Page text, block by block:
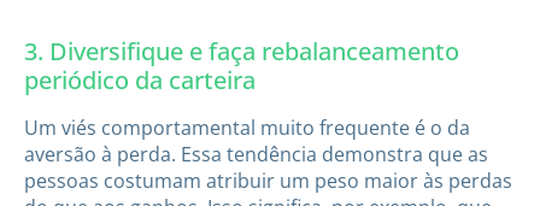
3. Diversifique e faça rebalanceamento
periódico da carteira
Um viés comportamental muito frequente é o da
aversão à perda. Essa tendência demonstra que as
pessoas costumam atribuir um peso maior às perdas